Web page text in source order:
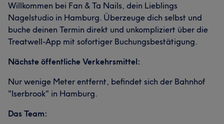
Willkommen bei Fan & Ta Nails, dein Lieblings
Nagelstudio in Hamburg. Überzeuge dich selbst und
buche deinen Termin direkt und unkompliziert über die
Treatwell-App mit sofortiger Buchungsbestätigung.
Nächste öffentliche Verkehrsmittel:
Nur wenige Meter entfernt, befindet sich der Bahnhof
"Iserbrook" in Hamburg.
Das Team: